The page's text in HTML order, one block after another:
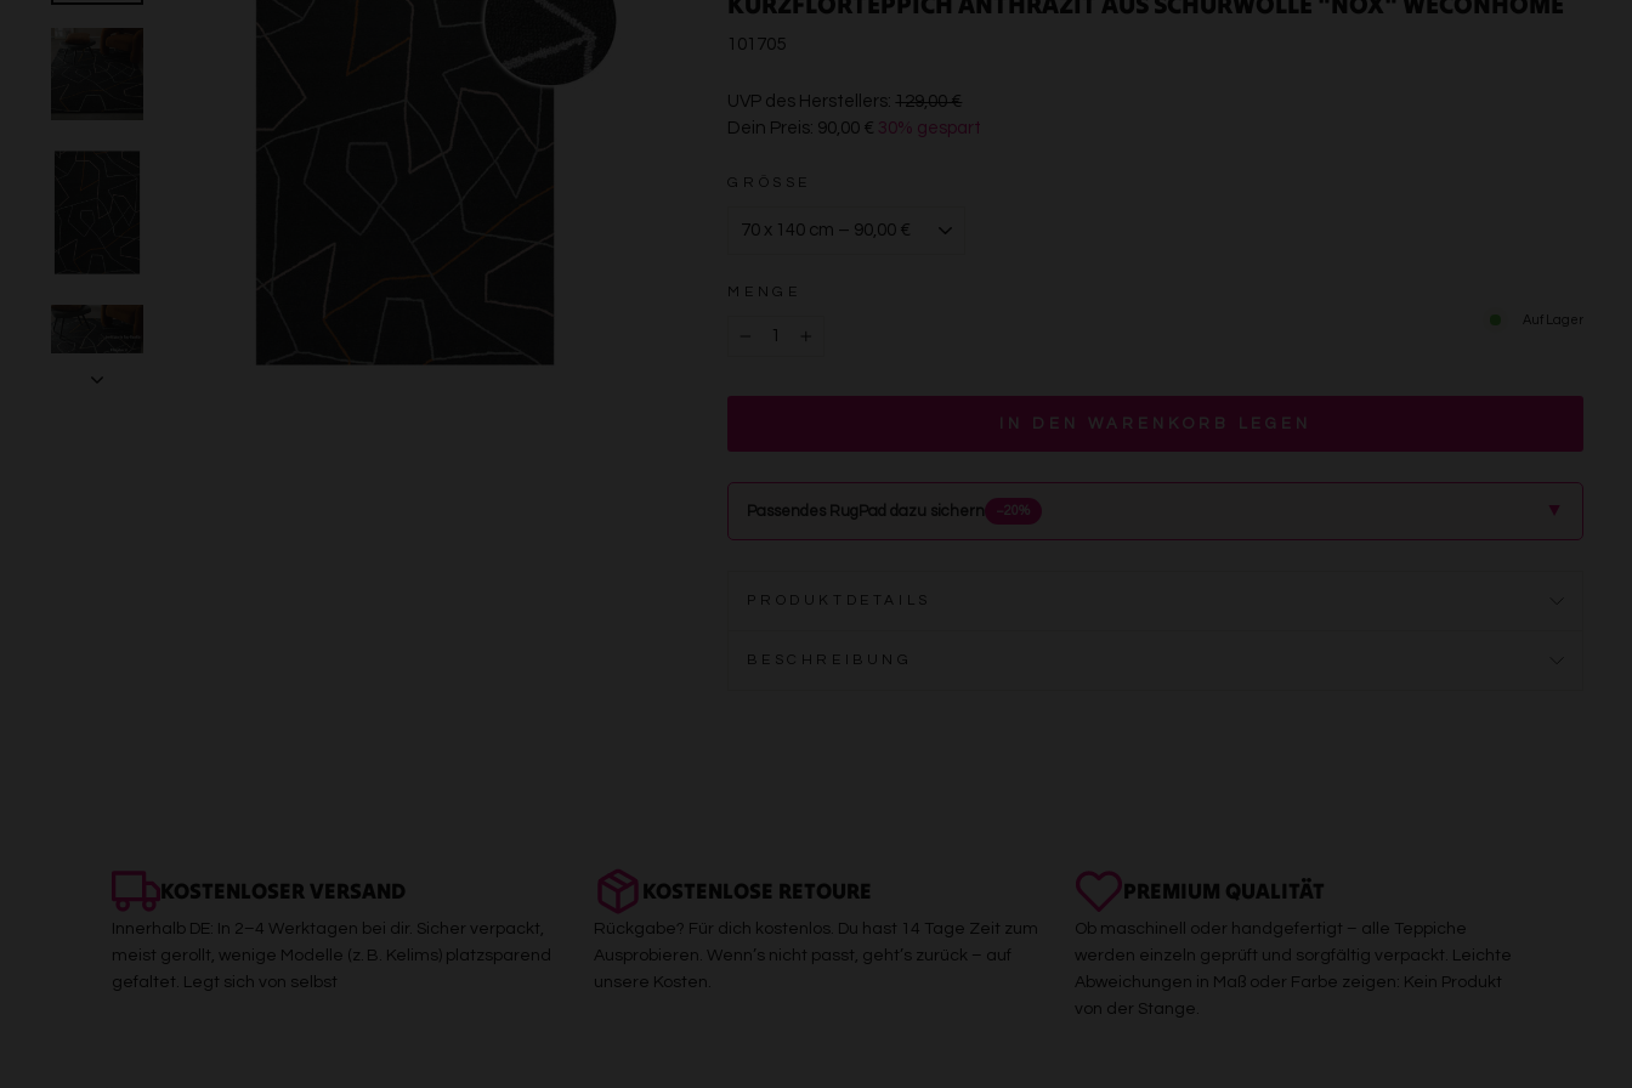
101705
UVP des Herstellers: 129,00 €€129,00
Dein Preis: 90,00 € 30% gespart
GRÖSSE
MENGE
Auf Lager
IN DEN WARENKORB LEGEN
Passendes RugPad dazu sichern −20% ▲
PRODUKTDETAILS
BESCHREIBUNG
KOSTENLOSER VERSAND
Innerhalb DE: In 2–4 Werktagen bei dir. Sicher verpackt,
meist gerollt, wenige Modelle (z. B. Kelims) platzsparend
gefaltet. Legt sich von selbst
KOSTENLOSE RETOURE
Rückgabe? Für dich kostenlos. Du hast 14 Tage Zeit zum
Ausprobieren. Wenn’s nicht passt, geht’s zurück – auf
unsere Kosten.
PREMIUM QUALITÄT
Ob maschinell oder handgefertigt – alle Teppiche
werden einzeln geprüft und sorgfältig verpackt. Leichte
Abweichungen in Maß oder Farbe zeigen: Kein Produkt
von der Stange.